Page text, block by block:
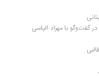
و کسی نمی‌داند در کدام زمین می‌میرد در گفت‌وگو با مهزاد الیاسی